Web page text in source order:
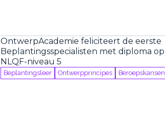
OntwerpAcademie feliciteert de eerste
Beplantingsspecialisten met diploma op
NLQF-niveau 5
Beplantingsleer Ontwerpprincipes Beroepskansen